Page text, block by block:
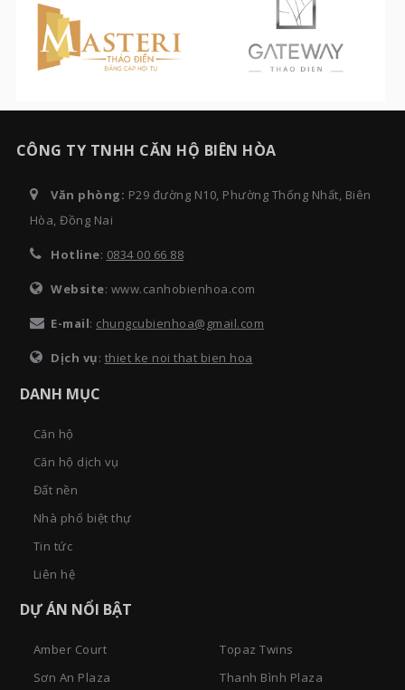
CÔNG TY TNHH CĂN HỘ BIÊN HÒA
Văn phòng: P29 đường N10, Phường Thống Nhất, Biên
Hòa, Đồng Nai
Hotline: 0834 00 66 88
Website: www.canhobienhoa.com
E-mail: chungcubienhoa@gmail.com
Dịch vụ: thiet ke noi that bien hoa
DANH MỤC
Căn hộ
Căn hộ dịch vụ
Đất nền
Nhà phố biệt thự
Tin tức
Liên hệ
DỰ ÁN NỔI BẬT
Amber Court
Topaz Twins
Sơn An Plaza
Thanh Bình Plaza